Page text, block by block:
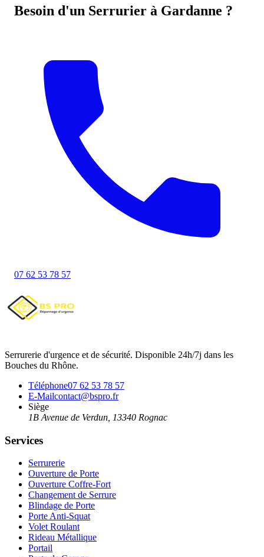
Besoin d'un Serrurier à Gardanne ?
07 62 53 78 57
Serrurerie d'urgence et de sécurité. Disponible 24h/7j dans les
Bouches du Rhône.
Téléphone07 62 53 78 57
E-Mailcontact@bspro.fr
Siège
1B Avenue de Verdun 13340 Rognac
Services
Serrurerie
Ouverture de Porte
Ouverture Coffre-Fort
Changement de Serrure
Blindage de Porte
Porte Anti-Squat
Volet Roulant
Rideau Métallique
Portail